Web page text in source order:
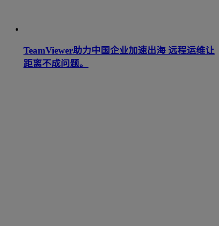
TeamViewer助力中国企业加速出海 远程运维让
距离不成问题。